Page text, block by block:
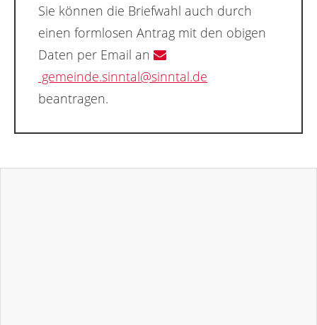
Sie können die Briefwahl auch durch
einen formlosen Antrag mit den obigen
Daten per Email an
gemeinde.sinntal@sinntal.de
beantragen.